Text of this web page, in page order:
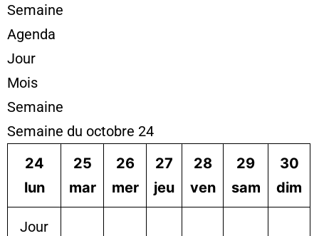
Semaine
Agenda
Jour
Mois
Semaine
Semaine du octobre 24
24
lun
25
mar
26
mer
27
jeu
28
ven
29
sam
30
dim
Jour